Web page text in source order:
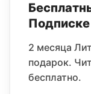
2 месяца
подарок.
бесплатно.